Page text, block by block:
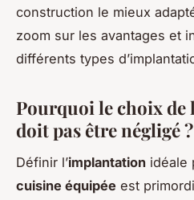
construction le mieux
zoom sur les avantages et
différents types
Pourquoi le choix
doit pas être négligé ?
Définir l’implantation idéale
cuisine équipée est